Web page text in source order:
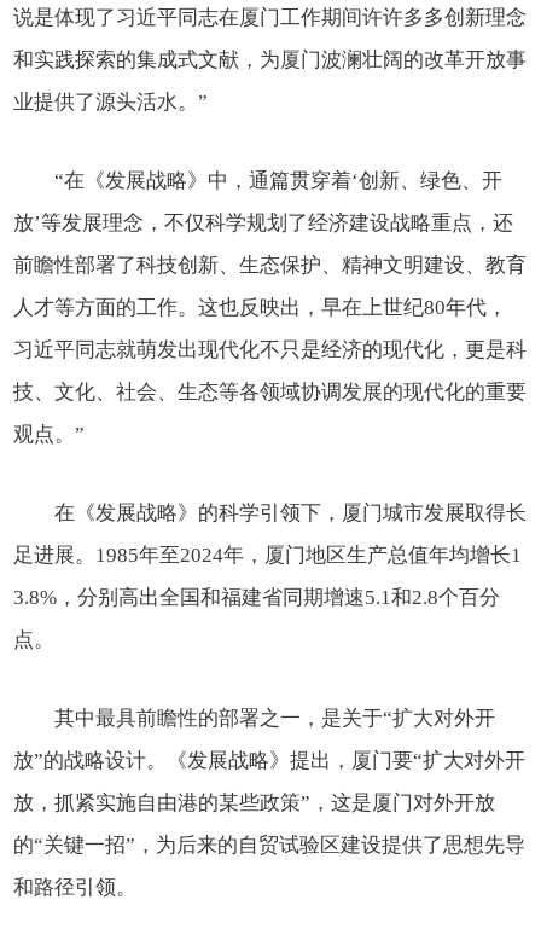
说是体现了习近平同志在厦门工作期间许许多多创新理念
和实践探索的集成式文献，为厦门波澜壮阔的改革开放事
业提供了源头活水。”
“在《发展战略》中，通篇贯穿着‘创新、绿色、开
放’等发展理念，不仅科学规划了经济建设战略重点，还
前瞻性部署了科技创新、生态保护、精神文明建设、教育
人才等方面的工作。这也反映出，早在上世纪80年代，
习近平同志就萌发出现代化不只是经济的现代化，更是科
技、文化、社会、生态等各领域协调发展的现代化的重要
观点。”
在《发展战略》的科学引领下，厦门城市发展取得长
足进展。1985年至2024年，厦门地区生产总值年均增长1
3.8%，分别高出全国和福建省同期增速5.1和2.8个百分
点。
其中最具前瞻性的部署之一，是关于“扩大对外开
放”的战略设计。《发展战略》提出，厦门要“扩大对外开
放，抓紧实施自由港的某些政策”，这是厦门对外开放
的“关键一招”，为后来的自贸试验区建设提供了思想先导
和路径引领。